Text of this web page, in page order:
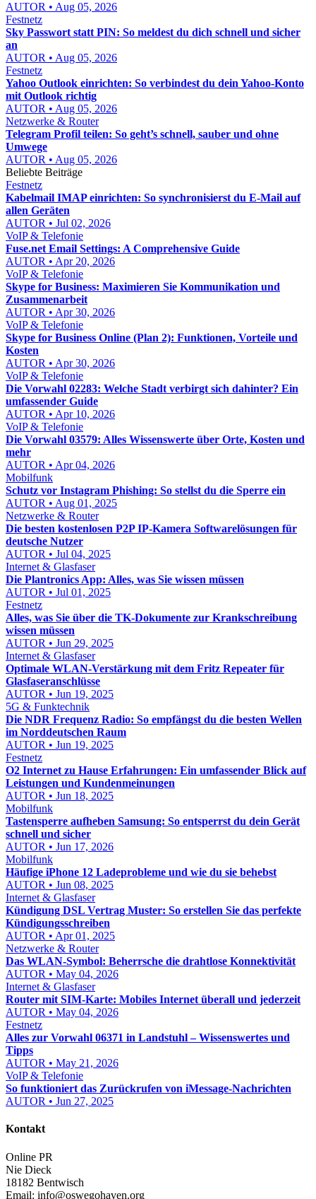
AUTOR • Aug 05, 2026
Festnetz
Sky Passwort statt PIN: So meldest du dich schnell und sicher
an
AUTOR • Aug 05, 2026
Festnetz
Yahoo Outlook einrichten: So verbindest du dein Yahoo-Konto
mit Outlook richtig
AUTOR • Aug 05, 2026
Netzwerke & Router
Telegram Profil teilen: So geht’s schnell, sauber und ohne
Umwege
AUTOR • Aug 05, 2026
Beliebte Beiträge
Festnetz
Kabelmail IMAP einrichten: So synchronisierst du E-Mail auf
allen Geräten
AUTOR • Jul 02, 2026
VoIP & Telefonie
Fuse.net Email Settings: A Comprehensive Guide
AUTOR • Apr 20, 2026
VoIP & Telefonie
Skype for Business: Maximieren Sie Kommunikation und
Zusammenarbeit
AUTOR • Apr 30, 2026
VoIP & Telefonie
Skype for Business Online (Plan 2): Funktionen, Vorteile und
Kosten
AUTOR • Apr 30, 2026
VoIP & Telefonie
Die Vorwahl 02283: Welche Stadt verbirgt sich dahinter? Ein
umfassender Guide
AUTOR • Apr 10, 2026
VoIP & Telefonie
Die Vorwahl 03579: Alles Wissenswerte über Orte, Kosten und
mehr
AUTOR • Apr 04, 2026
Mobilfunk
Schutz vor Instagram Phishing: So stellst du die Sperre ein
AUTOR • Aug 01, 2025
Netzwerke & Router
Die besten kostenlosen P2P IP-Kamera Softwarelösungen für
deutsche Nutzer
AUTOR • Jul 04, 2025
Internet & Glasfaser
Die Plantronics App: Alles, was Sie wissen müssen
AUTOR • Jul 01, 2025
Festnetz
Alles, was Sie über die TK-Dokumente zur Krankschreibung
wissen müssen
AUTOR • Jun 29, 2025
Internet & Glasfaser
Optimale WLAN-Verstärkung mit dem Fritz Repeater für
Glasfaseranschlüsse
AUTOR • Jun 19, 2025
5G & Funktechnik
Die NDR Frequenz Radio: So empfängst du die besten Wellen
im Norddeutschen Raum
AUTOR • Jun 19, 2025
Festnetz
O2 Internet zu Hause Erfahrungen: Ein umfassender Blick auf
Leistungen und Kundenmeinungen
AUTOR • Jun 18, 2025
Mobilfunk
Tastensperre aufheben Samsung: So entsperrst du dein Gerät
schnell und sicher
AUTOR • Jun 17, 2026
Mobilfunk
Häufige iPhone 12 Ladeprobleme und wie du sie behebst
AUTOR • Jun 08, 2025
Internet & Glasfaser
Kündigung DSL Vertrag Muster: So erstellen Sie das perfekte
Kündigungsschreiben
AUTOR • Apr 01, 2025
Netzwerke & Router
Das WLAN-Symbol: Beherrsche die drahtlose Konnektivität
AUTOR • May 04, 2026
Internet & Glasfaser
Router mit SIM-Karte: Mobiles Internet überall und jederzeit
AUTOR • May 04, 2026
Festnetz
Alles zur Vorwahl 06371 in Landstuhl – Wissenswertes und
Tipps
AUTOR • May 21, 2026
VoIP & Telefonie
So funktioniert das Zurückrufen von iMessage-Nachrichten
AUTOR • Jun 27, 2025
Kontakt
Online PR
Nie Dieck
18182 Bentwisch
Email: info@oswegohaven.org